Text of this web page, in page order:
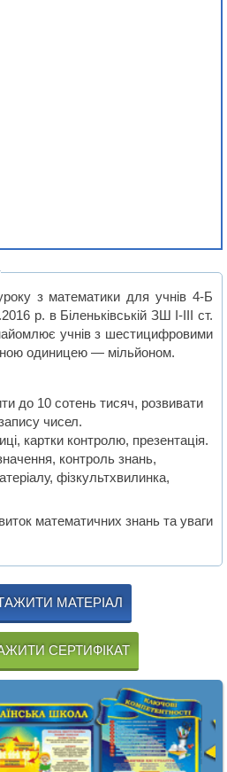
з математики для учнів 4-Б
р. в Біленьківській ЗШ І-ІІІ ст.
учнів з шестицифровими
одиницею — мільйоном.
до 10 сотень тисяч, розвивати
чисел.
картки контролю, презентація.
контроль знань,
фізкультхвилинка,
математичних знань та уваги
МАТЕРІАЛ
СЕРТИФІКАТ